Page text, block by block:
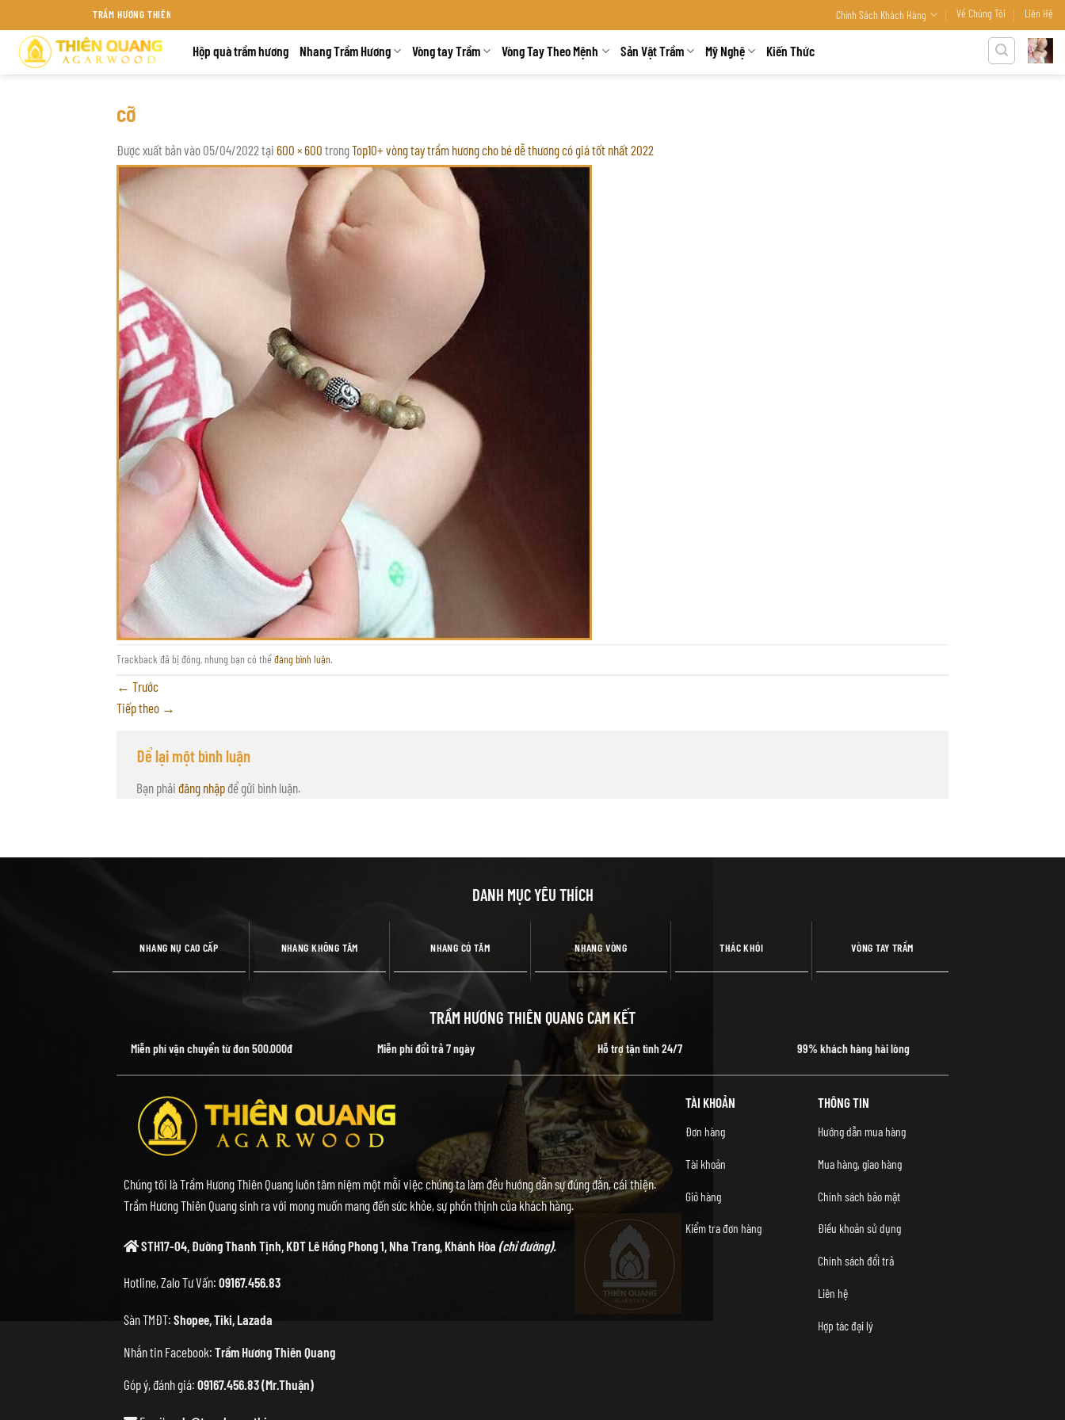
qua
dung
TRẦM HƯƠNG THIÊN QUANG KHÁNH HÒA Chính Sách Khách Hàng Về Chúng Tôi Liên Hệ
Hộp quà trầm hương Nhang Trầm Hương Vòng tay Trầm Vòng Tay Theo Mệnh Sản Vật Trầm Mỹ Nghệ Kiến Thức
cỡ
Được xuất bản vào 05/04/2022 tại 600 × 600 trongTop10+ vòng tay trầm hương cho bé dễ thương có giá tốt nhất 2022
Trackback đã bị đóng, nhưng bạn có thểđăng bình luận.
← Trước
Tiếp theo →
Để lại một bình luận
Bạn phải đăng nhập để gửi bình luận.
DANH MỤC YÊU THÍCH
NHANG NỤ CAO CẤP NHANG KHÔNG TĂM NHANG CÓ TĂM NHANG VÒNG THÁC KHÓI VÒNG TAY TRẦM
TRẦM HƯƠNG THIÊN QUANG CAM KẾT
Miễn phí vận chuyển từ đơn 500.000đ Miễn phí đổi trả 7 ngày Hỗ trợ tận tình 24/7 99% khách hàng hài lòng
Chúng tôi là Trầm Hương Thiên Quang luôn tâm niệm một mỗi việc chúng ta làm đều hướng dẫn sự đúng đắn, cái thiện.
Trầm Hương Thiên Quang sinh ra với mong muốn mang đến sức khỏe, sự phồn thịnh của khách hàng.
STH17-04, Đường Thanh Tịnh, KĐT Lê Hồng Phong 1, Nha Trang, Khánh Hòa (chỉ đường).
Hotline, Zalo Tư Vấn: 09167.456.83
Sàn TMĐT: Shopee,Tiki,Lazada
Nhắn tin Facebook: Trầm Hương Thiên Quang
Góp ý, đánh giá: 09167.456.83 (Mr.Thuận)
TÀI KHOẢN
Đơn hàng
Tài khoản
Giỏ hàng
Kiểm tra đơn hàng
THÔNG TIN
Hướng dẫn mua hàng
Mua hàng, giao hàng
Chính sách bảo mật
Điều khoản sử dụng
Chính sách đổi trả
Liên hệ
Hợp tác đại lý